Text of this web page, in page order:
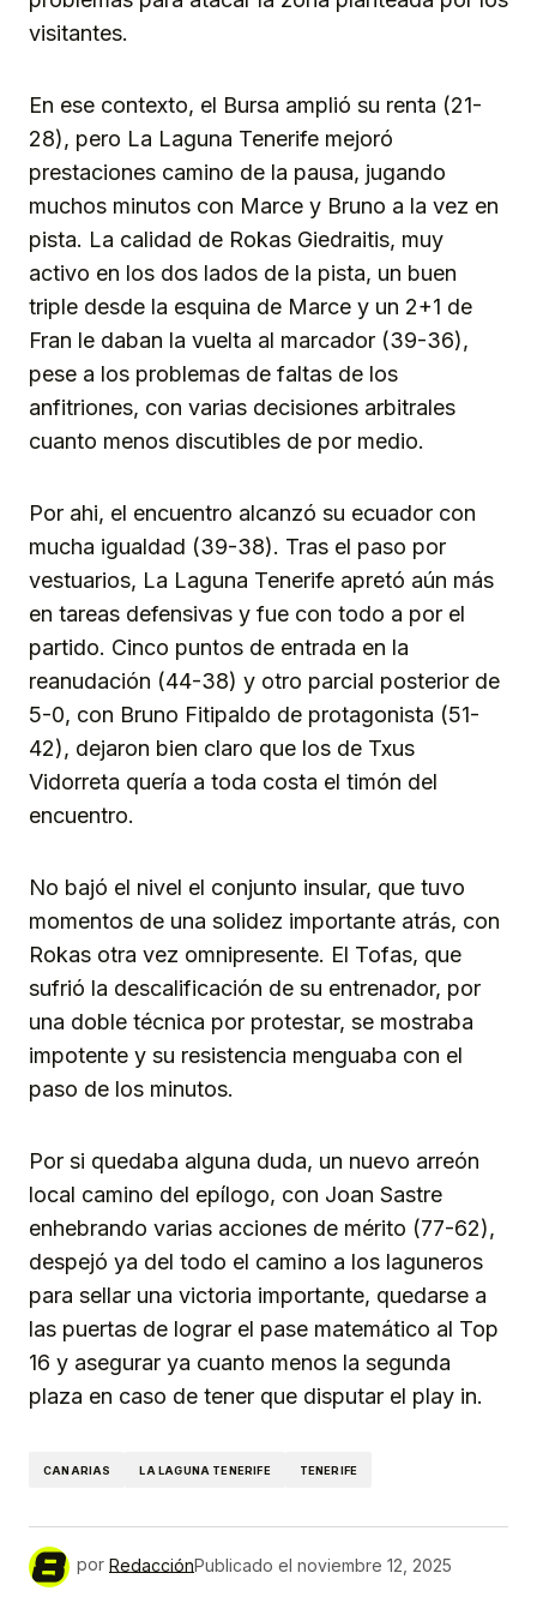
visitantes.
En ese contexto, el Bursa amplió su renta (21-
28), pero La Laguna Tenerife mejoró
prestaciones camino de la pausa, jugando
muchos minutos con Marce y Bruno a la vez en
pista. La calidad de Rokas Giedraitis, muy
activo en los dos lados de la pista, un buen
triple desde la esquina de Marce y un 2+1 de
Fran le daban la vuelta al marcador (39-36),
pese a los problemas de faltas de los
anfitriones, con varias decisiones arbitrales
cuanto menos discutibles de por medio.
Por ahi, el encuentro alcanzó su ecuador con
mucha igualdad (39-38). Tras el paso por
vestuarios, La Laguna Tenerife apretó aún más
en tareas defensivas y fue con todo a por el
partido. Cinco puntos de entrada en la
reanudación (44-38) y otro parcial posterior de
5-0, con Bruno Fitipaldo de protagonista (51-
42), dejaron bien claro que los de Txus
Vidorreta quería a toda costa el timón del
encuentro.
No bajó el nivel el conjunto insular, que tuvo
momentos de una solidez importante atrás, con
Rokas otra vez omnipresente. El Tofas, que
sufrió la descalificación de su entrenador, por
una doble técnica por protestar, se mostraba
impotente y su resistencia menguaba con el
paso de los minutos.
Por si quedaba alguna duda, un nuevo arreón
local camino del epílogo, con Joan Sastre
enhebrando varias acciones de mérito (77-62),
despejó ya del todo el camino a los laguneros
para sellar una victoria importante, quedarse a
las puertas de lograr el pase matemático al Top
16 y asegurar ya cuanto menos la segunda
plaza en caso de tener que disputar el play in.
CANARIAS LA LAGUNA TENERIFE TENERIFE
por RedacciónPublicado el noviembre 12, 2025